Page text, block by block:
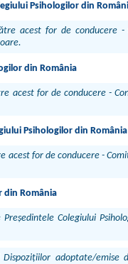
Psihologilor din
acest for de conducere -
din România
acest for de conducere -
Psihologilor din România
for de conducere -
din România
Colegiului
adoptate/emise